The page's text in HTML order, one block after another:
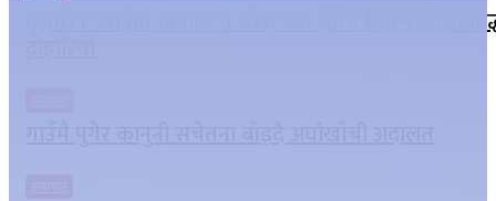
वृक्षारोपणमार्फत वातावरण संरक्षणमा भुर्गभ सिमेन्टको